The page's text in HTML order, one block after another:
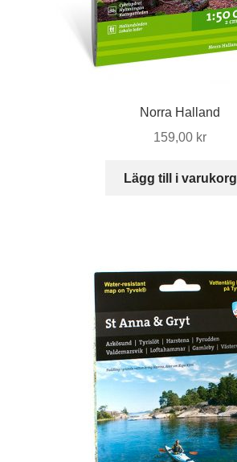
Norra Halland
159,00 kr
Lägg till i varukorg